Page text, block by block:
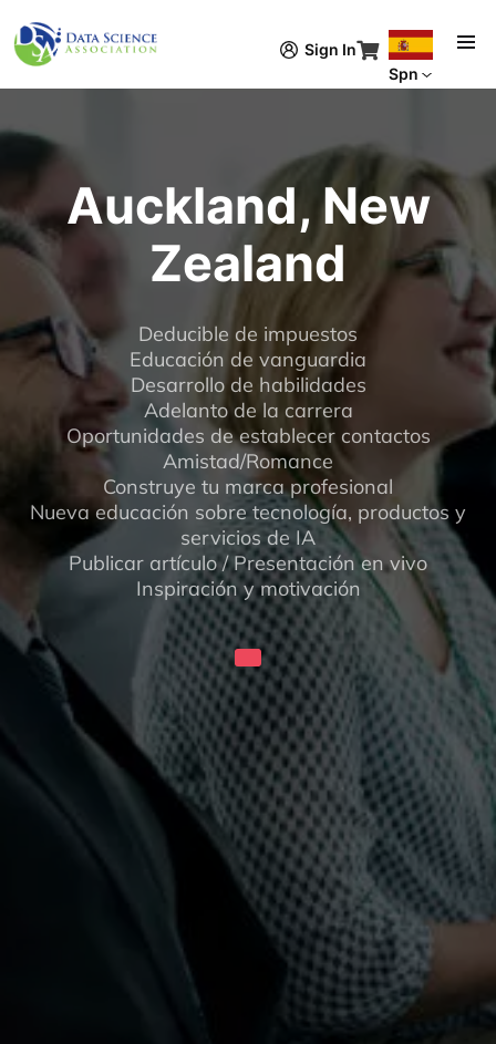
Sign In
Spn
Auckland, New
Zealand
Deducible de impuestos
Educación de vanguardia
Desarrollo de habilidades
Adelanto de la carrera
Oportunidades de establecer contactos
Amistad/Romance
Construye tu marca profesional
Nueva educación sobre tecnología, productos y
servicios de IA
Publicar artículo / Presentación en vivo
Inspiración y motivación